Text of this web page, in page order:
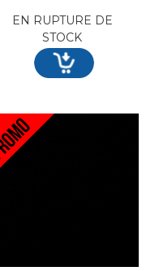
EN RUPTURE DE
STOCK